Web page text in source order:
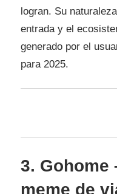
logran. Su
entrada y el
generado por el
para 2025.
3. Gohome
meme de